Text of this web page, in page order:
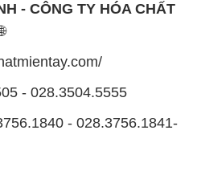
- CÔNG TY HÓA CHẤT
- 028.3504.5555
- 028.3756.1841-